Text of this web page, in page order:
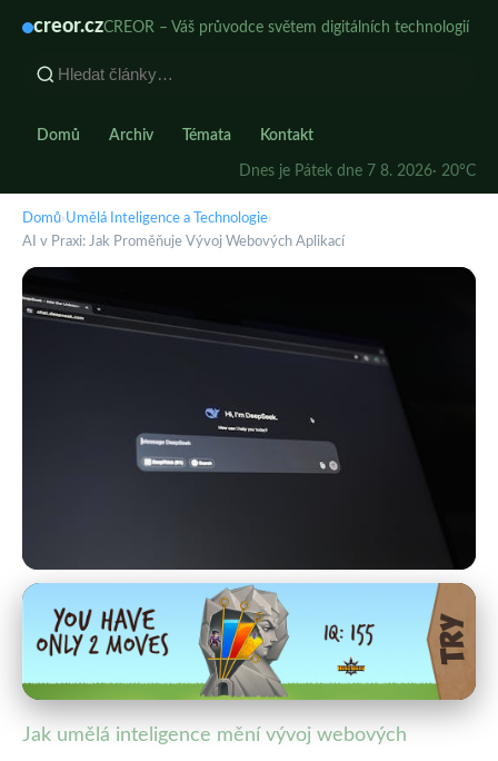
creor.czCREOR – Váš průvodce světem digitálních technologií
Domů Archiv Témata Kontakt
Dnes je Pátek dne 7 8. 2026· 20°C
Domů›Umělá Inteligence a Technologie›
AI v Praxi: Jak Proměňuje Vývoj Webových Aplikací
Umělá Inteligence a Technologie
AI v Praxi: Jak Proměňuje Vývoj
Webových Aplikací
5. 2. 2026 · 4 min čtení · Autor: Lenka Rosická
Jak umělá inteligence mění vývoj webových